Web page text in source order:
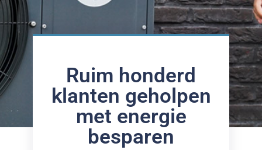
Ruim honderd
klanten geholpen
met energie
besparen